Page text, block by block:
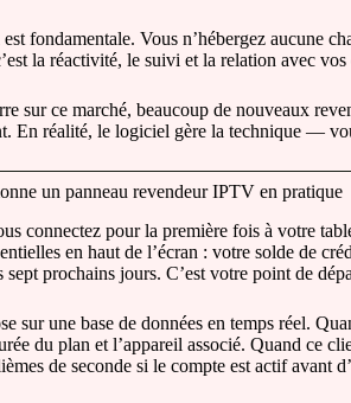
fondamentale. Vous n’hébergez aucune
la réactivité, le suivi et la relation avec vos
sur ce marché, beaucoup de nouveaux
En réalité, le logiciel gère la technique —
un panneau revendeur IPTV en pratique
connectez pour la première fois à votre
en haut de l’écran : votre solde de
sept prochains jours. C’est votre point de
sur une base de données en temps réel.
du plan et l’appareil associé. Quand ce
de seconde si le compte est actif avant